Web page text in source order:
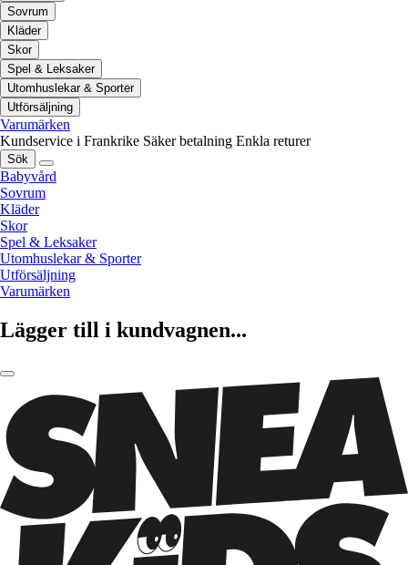
Sovrum
Kläder
Skor
Spel & Leksaker
Utomhuslekar & Sporter
Utförsäljning
Varumärken
Kundservice i Frankrike Säker betalning Enkla returer
Sök
Babyvård
Sovrum
Kläder
Skor
Spel & Leksaker
Utomhuslekar & Sporter
Utförsäljning
Varumärken
Lägger till i kundvagnen...